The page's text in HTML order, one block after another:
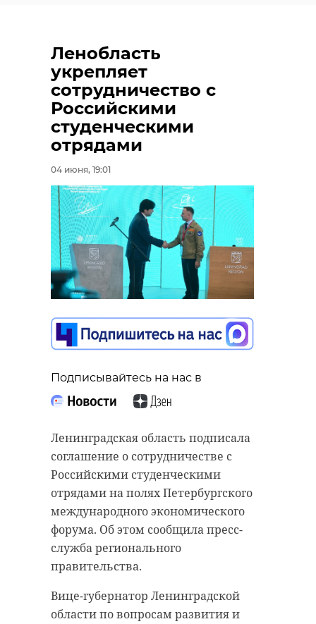
Ленобласть
укрепляет
сотрудничество с
Российскими
студенческими
отрядами
04 июня, 19:01
Подписывайтесь на нас в
Ленинградская область подписала
соглашение о сотрудничестве с
Российскими студенческими
отрядами на полях Петербургского
международного экономического
форума. Об этом сообщила пресс-
служба регионального
правительства.
Вице-губернатор Ленинградской
области по вопросам развития и